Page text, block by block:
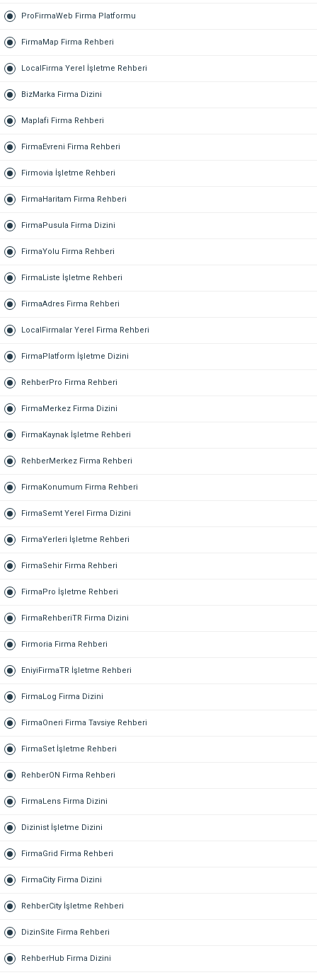
ProFirmaWeb Firma Platformu
FirmaMap Firma Rehberi
LocalFirma Yerel İşletme Rehberi
BizMarka Firma Dizini
Maplafi Firma Rehberi
FirmaEvreni Firma Rehberi
Firmovia İşletme Rehberi
FirmaHaritam Firma Rehberi
FirmaPusula Firma Dizini
FirmaYolu Firma Rehberi
FirmaListe İşletme Rehberi
FirmaAdres Firma Rehberi
LocalFirmalar Yerel Firma Rehberi
FirmaPlatform İşletme Dizini
RehberPro Firma Rehberi
FirmaMerkez Firma Dizini
FirmaKaynak İşletme Rehberi
RehberMerkez Firma Rehberi
FirmaKonumum Firma Rehberi
FirmaSemt Yerel Firma Dizini
FirmaYerleri İşletme Rehberi
FirmaSehir Firma Rehberi
FirmaPro İşletme Rehberi
FirmaRehberiTR Firma Dizini
Firmoria Firma Rehberi
EniyiFirmaTR İşletme Rehberi
FirmaLog Firma Dizini
FirmaOneri Firma Tavsiye Rehberi
FirmaSet İşletme Rehberi
RehberON Firma Rehberi
FirmaLens Firma Dizini
Dizinist İşletme Dizini
FirmaGrid Firma Rehberi
FirmaCity Firma Dizini
RehberCity İşletme Rehberi
DizinSite Firma Rehberi
RehberHub Firma Dizini